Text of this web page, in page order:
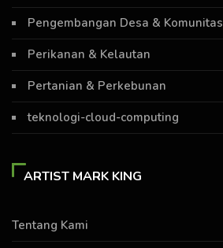
Pengembangan Desa & Komunitas
Perikanan & Kelautan
Pertanian & Perkebunan
teknologi-cloud-computing
ARTIST MARK KING
Tentang Kami